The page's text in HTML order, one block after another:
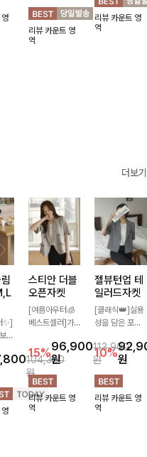
어
영
패턴으로 단정하
고 캐주얼한 무
드를 선사하는
반팔 티셔츠에
리뷰 카운트 영
역
도 감성 있는 스
타일을 완성해드
리는 티셔츠-🌼
리뷰 카운트 영
역
더보기
✨]
이
고
위
줄
리
104,300
원
영
스티안 더블
오픈자켓
[여름아우터🧊
베스트셀러]가
멋스러운 무드가
살아나는 썸머
오픈자켓✨ 백
슬릿 디테일로
착용감이 편안하
며 깔끔한 핏과
15%96,900
원
113,900
원
리뷰 카운트 영
역
젤뷰턴업 테
일러드자켓
[클래식👑]실용
성을 담은 포켓
턴업 디테일로
멋을 더했으며
유연한 소재로
자연스러운 실루
엣을 연출해주는
아우터에요~!
10%원
리뷰 카운트 영
역